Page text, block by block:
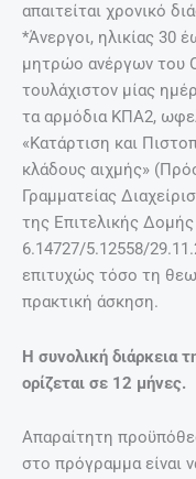
απαιτείται χρονικό
*Άνεργοι, ηλικίας 30
μητρώο ανέργων του
τουλάχιστον μίας
τα αρμόδια ΚΠΑ2,
«Κατάρτιση και
κλάδους αιχμής»
Γραμματείας
της Επιτελικής
6.14727/5.12558/
επιτυχώς τόσο τη
πρακτική άσκηση.
Η συνολική διάρκεια
ορίζεται σε 12 μήνες.
Απαραίτητη
στο πρόγραμμα είναι